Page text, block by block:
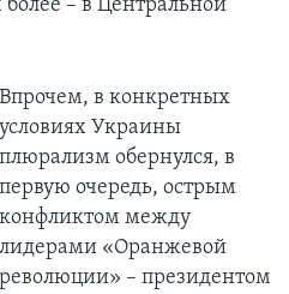
– в Центральной
Впрочем, в конкретных
условиях Украины
плюрализм обернулся, в
первую очередь, острым
конфликтом между
лидерами «Оранжевой
революции» – президентом